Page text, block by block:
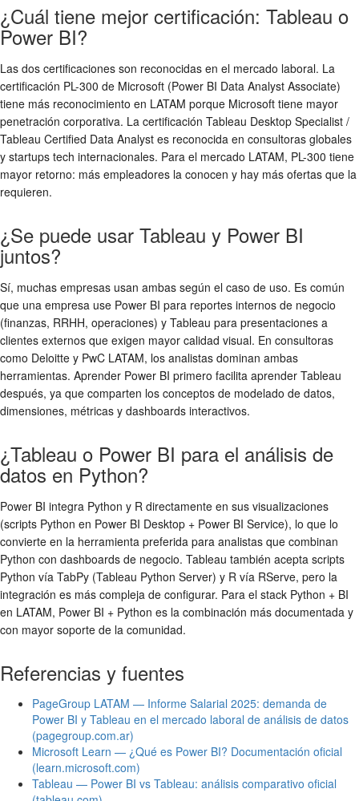
¿Cuál tiene mejor certificación: Tableau o
Power BI?
Las dos certificaciones son reconocidas en el mercado laboral. La
certificación PL-300 de Microsoft (Power BI Data Analyst Associate)
tiene más reconocimiento en LATAM porque Microsoft tiene mayor
penetración corporativa. La certificación Tableau Desktop Specialist /
Tableau Certified Data Analyst es reconocida en consultoras globales
y startups tech internacionales. Para el mercado LATAM, PL-300 tiene
mayor retorno: más empleadores la conocen y hay más ofertas que la
requieren.
¿Se puede usar Tableau y Power BI
juntos?
Sí, muchas empresas usan ambas según el caso de uso. Es común
que una empresa use Power BI para reportes internos de negocio
(finanzas, RRHH, operaciones) y Tableau para presentaciones a
clientes externos que exigen mayor calidad visual. En consultoras
como Deloitte y PwC LATAM, los analistas dominan ambas
herramientas. Aprender Power BI primero facilita aprender Tableau
después, ya que comparten los conceptos de modelado de datos,
dimensiones, métricas y dashboards interactivos.
¿Tableau o Power BI para el análisis de
datos en Python?
Power BI integra Python y R directamente en sus visualizaciones
(scripts Python en Power BI Desktop + Power BI Service), lo que lo
convierte en la herramienta preferida para analistas que combinan
Python con dashboards de negocio. Tableau también acepta scripts
Python vía TabPy (Tableau Python Server) y R vía RServe, pero la
integración es más compleja de configurar. Para el stack Python + BI
en LATAM, Power BI + Python es la combinación más documentada y
con mayor soporte de la comunidad.
Referencias y fuentes
PageGroup LATAM — Informe Salarial 2025: demanda de
Power BI y Tableau en el mercado laboral de análisis de datos
(pagegroup.com.ar)
Microsoft Learn — ¿Qué es Power BI? Documentación oficial
(learn.microsoft.com)
Tableau — Power BI vs Tableau: análisis comparativo oficial